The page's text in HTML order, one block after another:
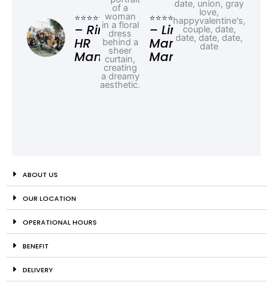
⭐⭐⭐⭐⭐
– Rina,
HR
Manager
⭐⭐⭐⭐⭐
– Linda,
Marketing
Manager
ABOUT US
OUR LOCATION
OPERATIONAL HOURS
BENEFIT
DELIVERY